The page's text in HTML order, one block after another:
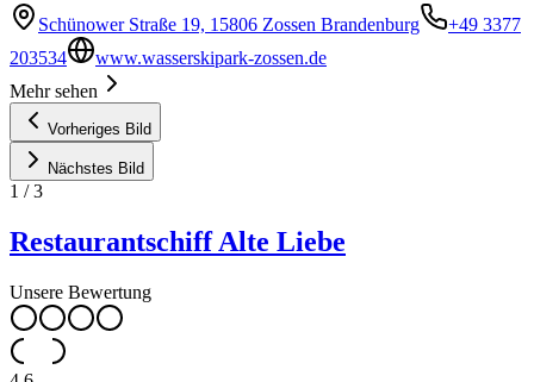
Schünower Straße 19, 15806 Zossen Brandenburg
+49 3377
203534
www.wasserskipark-zossen.de
Mehr sehen
Vorheriges Bild
Nächstes Bild
1 /3
Restaurantschiff Alte Liebe
Unsere Bewertung